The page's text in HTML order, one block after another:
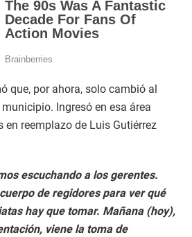
que, por ahora, solo cambió al
Ingresó en esa área
en reemplazo de Luis Gutiérrez
escuchando a los gerentes.
de regidores para ver qué
hay que tomar. Mañana (hoy),
viene la toma de